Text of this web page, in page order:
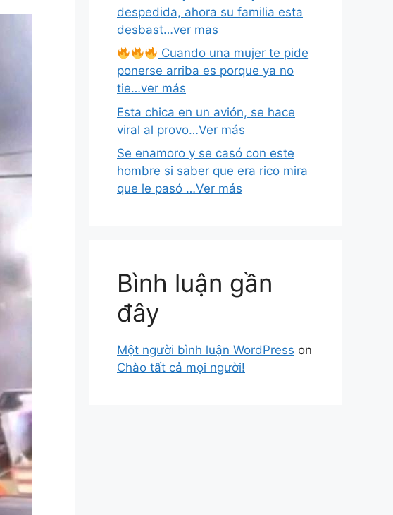
despedida, ahora su familia esta
desbast…ver mas
Cuando una mujer te pide
ponerse arriba es porque ya no
tie…ver más
Esta chica en un avión, se hace
viral al provo…Ver más
Se enamoro y se casó con este
hombre si saber que era rico mira
que le pasó …Ver más
Bình luận gần
đây
Một người bình luận WordPress on
Chào tất cả mọi người!